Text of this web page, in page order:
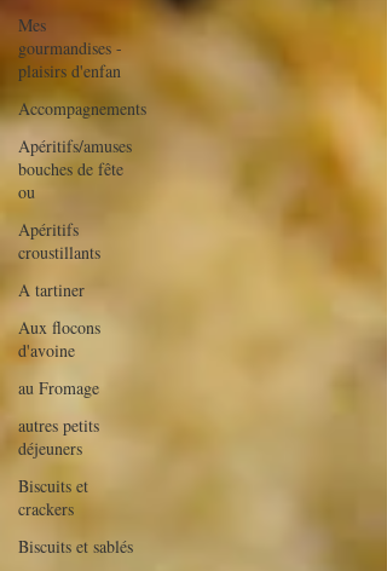
Mes
gourmandises -
plaisirs d'enfan
Accompagnements
Apéritifs/amuses
bouches de fête
ou
Apéritifs
croustillants
A tartiner
Aux flocons
d'avoine
au Fromage
autres petits
déjeuners
Biscuits et
crackers
Biscuits et sablés